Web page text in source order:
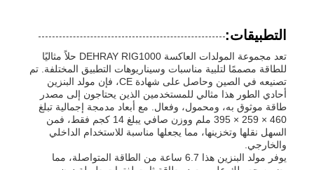
التطبيقات:
تعد مجموعة المولدات العاكسة DEHRAY RIG1000 حلاً مثاليًا
للطاقة مصممًا لتلبية مناسبات وسيناريوهات التطبيق المختلفة. تم
تصنيعه في الصين وحاصل على شهادة CE، فإن مولد البنزين
أحادي الطور هذا مثالي للمستخدمين الذين يحتاجون إلى مصدر
طاقة موثوق به، ومحمول، وفعال. مع أبعاد مدمجة إجمالية تبلغ
460 × 259 × 395 ملم ووزن صافي يبلغ 14 كجم فقط، فمن
السهل نقلها وتخزينها، مما يجعلها مناسبة للاستخدام الداخلي
والخارجي.
يوفر مولد البنزين هذا 6.7 ساعة من الطاقة المتواصلة، مما